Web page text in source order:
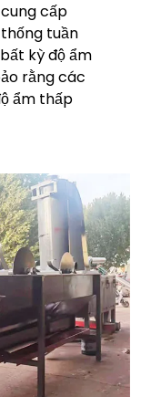
cấp
tuần
kỳ độ ẩm
rằng các
ẩm thấp